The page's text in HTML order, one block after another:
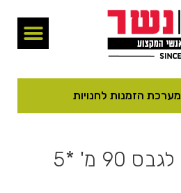
מערכת הזמנות לחנויות
רשת פיברגלס לגבס 90 מ' *5